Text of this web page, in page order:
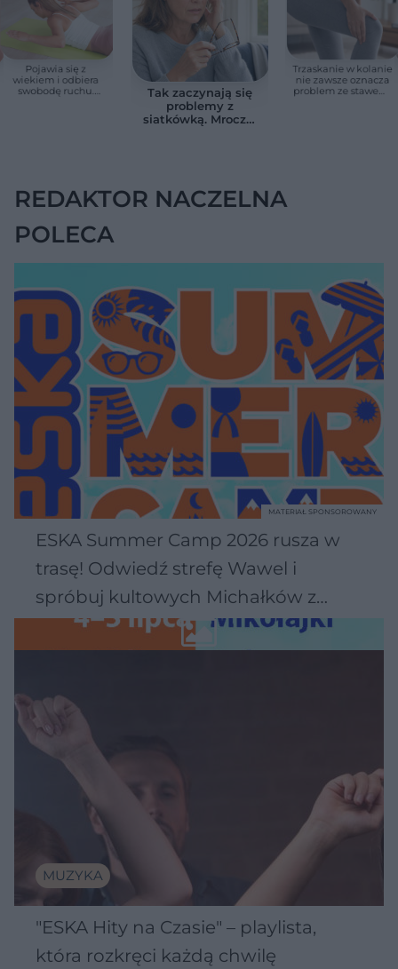
Pojawia się z
wiekiem i odbiera
swobodę ruchu.
Tak zaczynają się
problemy z
siatkówką. Mroczki
Trzaskanie w kolanie
nie zawsze oznacza
problem ze stawem.
REDAKTOR NACZELNA
POLECA
ESKA Summer Camp 2026 rusza w
trasę! Odwiedź strefę Wawel i
spróbuj kultowych Michałków z
Wawelu
MATERIAŁ SPONSOROWANY
MUZYKA
"ESKA Hity na Czasie" – playlista,
która rozkręci każdą chwilę